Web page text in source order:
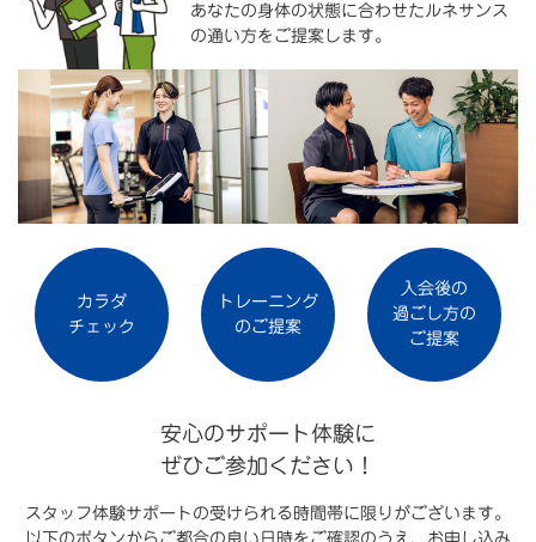
あなたの身体の状態に合わせたルネサンス
の通い方をご提案します。
カラダ
チェック
トレーニング
のご提案
入会後の
過ごし方の
ご提案
安心のサポート体験に
ぜひご参加ください！
スタッフ体験サポートの受けられる時間帯に限りがございます。
以下のボタンからご都合の良い日時をご確認のうえ、お申し込み